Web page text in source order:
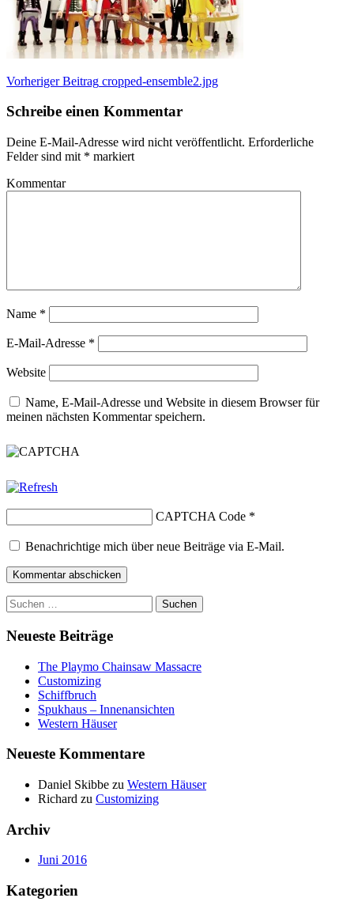
Beitragsnavigation
Vorheriger Beitrag cropped-ensemble2.jpg
Schreibe einen Kommentar
Deine E-Mail-Adresse wird nicht veröffentlicht. Erforderliche
Felder sind mit * markiert
Kommentar
Name *
E-Mail-Adresse *
Website
Name, E-Mail-Adresse und Website in diesem Browser für
meinen nächsten Kommentar speichern.
CAPTCHA Code *
Benachrichtige mich über neue Beiträge via E-Mail.
Suchen
nach:
Neueste Beiträge
The Playmo Chainsaw Massacre
Customizing
Schiffbruch
Spukhaus – Innenansichten
Western Häuser
Neueste Kommentare
Daniel Skibbe zu Western Häuser
Richard zu Customizing
Archiv
Juni 2016
Kategorien